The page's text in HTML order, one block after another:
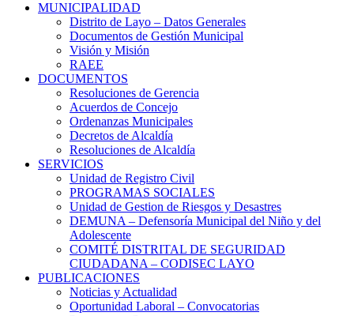
MUNICIPALIDAD
Distrito de Layo – Datos Generales
Documentos de Gestión Municipal
Visión y Misión
RAEE
DOCUMENTOS
Resoluciones de Gerencia
Acuerdos de Concejo
Ordenanzas Municipales
Decretos de Alcaldía
Resoluciones de Alcaldía
SERVICIOS
Unidad de Registro Civil
PROGRAMAS SOCIALES
Unidad de Gestion de Riesgos y Desastres
DEMUNA – Defensoría Municipal del Niño y del
Adolescente
COMITÉ DISTRITAL DE SEGURIDAD
CIUDADANA – CODISEC LAYO
PUBLICACIONES
Noticias y Actualidad
Oportunidad Laboral – Convocatorias